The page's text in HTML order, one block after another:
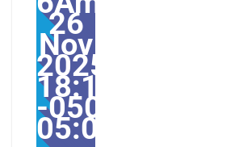
26
Nov
2025
18:13:55
-0500-